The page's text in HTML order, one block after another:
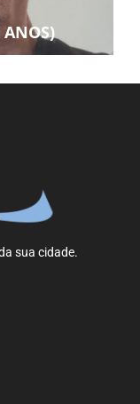
ANOS)
sua cidade.